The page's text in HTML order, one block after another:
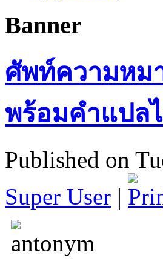
Banner
ศัพท์ความหม
พร้อมคำแปล
Published on
Super User |